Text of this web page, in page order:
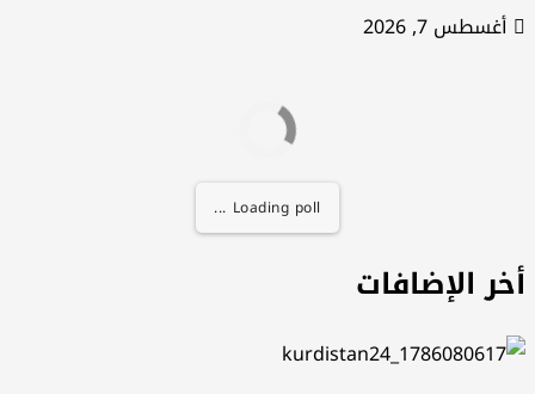
أغسطس 7, 2026
Loading poll ...
الإضافات